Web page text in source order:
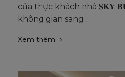
của thực khách nhà 𝐒𝐊𝐘
không gian sang …
Xem thêm